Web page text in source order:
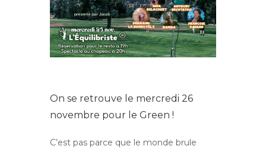
On se retrouve le mercredi 26
novembre pour le Green !
C’est pas parce que le monde brule